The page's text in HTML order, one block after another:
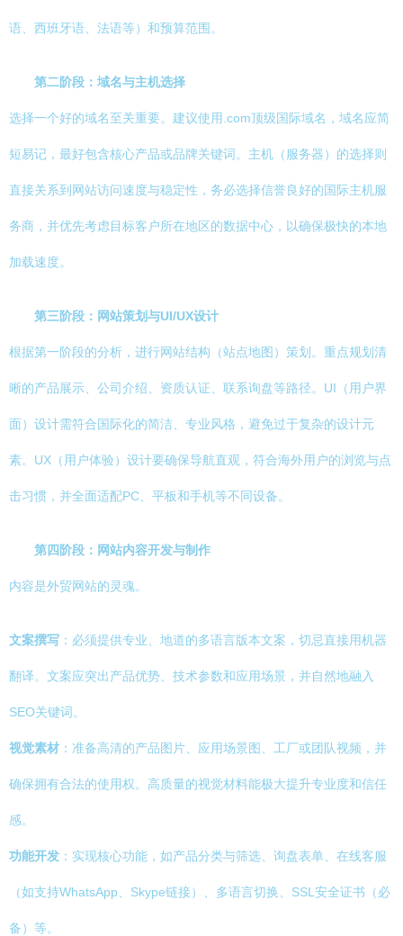
语、西班牙语、法语等）和预算范围。
第二阶段：域名与主机选择
选择一个好的域名至关重要。建议使用.com顶级国际域名，域名应简
短易记，最好包含核心产品或品牌关键词。主机（服务器）的选择则
直接关系到网站访问速度与稳定性，务必选择信誉良好的国际主机服
务商，并优先考虑目标客户所在地区的数据中心，以确保极快的本地
加载速度。
第三阶段：网站策划与UI/UX设计
根据第一阶段的分析，进行网站结构（站点地图）策划。重点规划清
晰的产品展示、公司介绍、资质认证、联系询盘等路径。UI（用户界
面）设计需符合国际化的简洁、专业风格，避免过于复杂的设计元
素。UX（用户体验）设计要确保导航直观，符合海外用户的浏览与点
击习惯，并全面适配PC、平板和手机等不同设备。
第四阶段：网站内容开发与制作
内容是外贸网站的灵魂。
文案撰写 ：必须提供专业、地道的多语言版本文案，切忌直接用机器
翻译。文案应突出产品优势、技术参数和应用场景，并自然地融入
SEO关键词。
视觉素材 ：准备高清的产品图片、应用场景图、工厂或团队视频，并
确保拥有合法的使用权。高质量的视觉材料能极大提升专业度和信任
感。
功能开发 ：实现核心功能，如产品分类与筛选、询盘表单、在线客服
（如支持WhatsApp、Skype链接）、多语言切换、SSL安全证书（必
备）等。